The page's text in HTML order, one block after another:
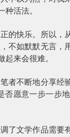
活法。
的快乐。所以，
不如默默无言，
来会很难。
者不断地分享经
愿意一步一步
了文学作品需